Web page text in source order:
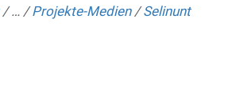
/… /Projekte-Medien /Selinunt